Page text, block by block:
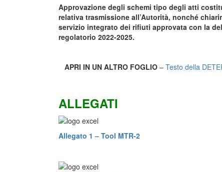
Approvazione degli schemi tipo degli atti
relativa trasmissione all’Autorità, nonché
servizio integrato dei rifiuti approvata con la
regolatorio 2022-2025.
APRI IN UN ALTRO FOGLIO – Testo della
ALLEGATI
Allegato 1 – Tool MTR-2